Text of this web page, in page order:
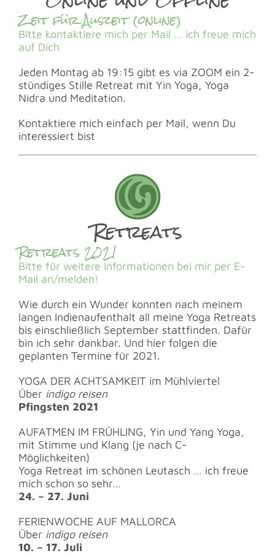
Zeit für Auszeit (online)
Bitte kontaktiere mich per Mail … ich freue mich
auf Dich
Jeden Montag ab 19:15 gibt es via ZOOM ein 2-
stündiges Stille Retreat mit Yin Yoga, Yoga
Nidra und Meditation.
Kontaktiere mich einfach per Mail, wenn Du
interessiert bist
Retreats
Retreats 2021
Bitte für weitere Informationen bei mir per E-
Mail an/melden!
Wie durch ein Wunder konnten nach meinem
langen Indienaufenthalt all meine Yoga Retreats
bis einschließlich September stattfinden. Dafür
bin ich sehr dankbar. Und hier folgen die
geplanten Termine für 2021.
YOGA DER ACHTSAMKEIT im Mühlviertel
Über indigo reisen
Pfingsten 2021
AUFATMEN IM FRÜHLING, Yin und Yang Yoga,
mit Stimme und Klang (je nach C-
Möglichkeiten)
Yoga Retreat im schönen Leutasch … ich freue
mich schon so sehr…
24. – 27. Juni
FERIENWOCHE AUF MALLORCA
Über indigo reisen
10. – 17. Juli